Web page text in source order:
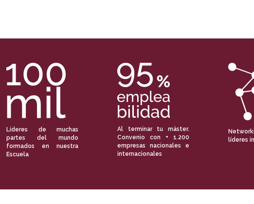
Líderes de muchas
partes del mundo
formados en nuestra
Escuela
Al terminar tu máster.
Convenio con + 1.200
empresas nacionales e
internacionales
líderes